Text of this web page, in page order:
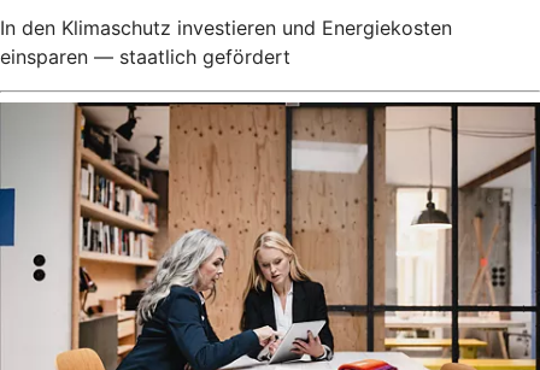
In den Klimaschutz investieren und Energiekosten
einsparen — staatlich gefördert